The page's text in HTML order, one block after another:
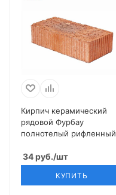
Кирпич керамический
рядовой Фурбау
полнотелый рифленный
34руб./шт
КУПИТЬ